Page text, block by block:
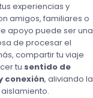
experiencias y
amigos, familiares o
apoyo puede ser una
de procesar el
compartir tu viaje
tu sentido de
conexión, aliviando la